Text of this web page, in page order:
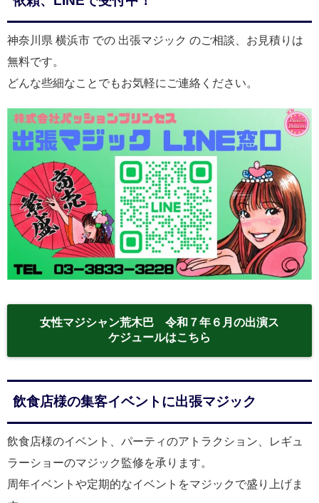
神奈川県 横浜市 での 出張マジック のご相談、お見積りは
無料です。
どんな些細なことでもお気軽にご連絡ください。
女性マジシャン荒木巴 令和７年６月の出演ス
ケジュールはこちら
飲食店様の集客イベントに出張マジック
飲食店様のイベント、パーティのアトラクション、レギュ
ラーショーのマジック監修を承ります。
周年イベントや定期的なイベントをマジックで盛り上げま